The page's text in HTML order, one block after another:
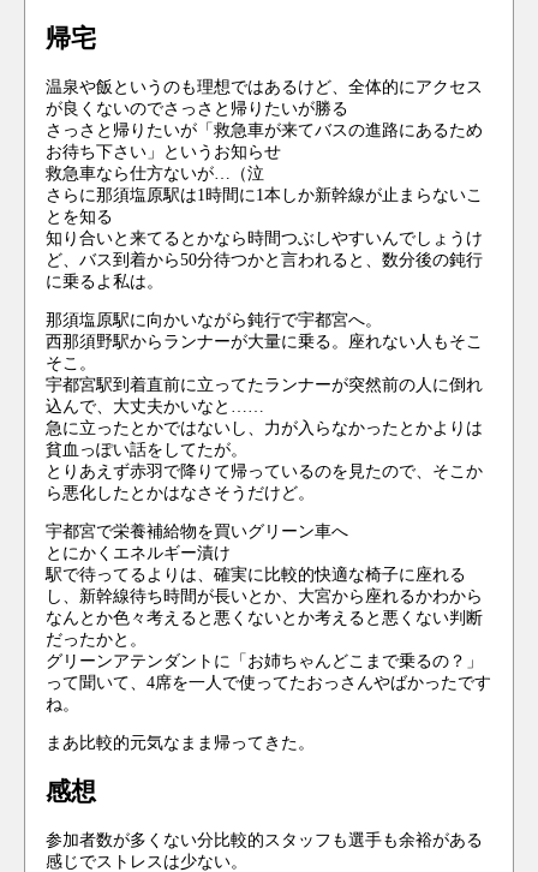
帰宅
温泉や飯というのも理想ではあるけど、全体的にアクセス
が良くないのでさっさと帰りたいが勝る
さっさと帰りたいが「救急車が来てバスの進路にあるため
お待ち下さい」というお知らせ
救急車なら仕方ないが…（泣
さらに那須塩原駅は1時間に1本しか新幹線が止まらないこ
とを知る
知り合いと来てるとかなら時間つぶしやすいんでしょうけ
ど、バス到着から50分待つかと言われると、数分後の鈍行
に乗るよ私は。
那須塩原駅に向かいながら鈍行で宇都宮へ。
西那須野駅からランナーが大量に乗る。座れない人もそこ
そこ。
宇都宮駅到着直前に立ってたランナーが突然前の人に倒れ
込んで、大丈夫かいなと……
急に立ったとかではないし、力が入らなかったとかよりは
貧血っぽい話をしてたが。
とりあえず赤羽で降りて帰っているのを見たので、そこか
ら悪化したとかはなさそうだけど。
宇都宮で栄養補給物を買いグリーン車へ
とにかくエネルギー漬け
駅で待ってるよりは、確実に比較的快適な椅子に座れる
し、新幹線待ち時間が長いとか、大宮から座れるかわから
なんとか色々考えると悪くないとか考えると悪くない判断
だったかと。
グリーンアテンダントに「お姉ちゃんどこまで乗るの？」
って聞いて、4席を一人で使ってたおっさんやばかったです
ね。
まあ比較的元気なまま帰ってきた。
感想
参加者数が多くない分比較的スタッフも選手も余裕がある
感じでストレスは少ない。